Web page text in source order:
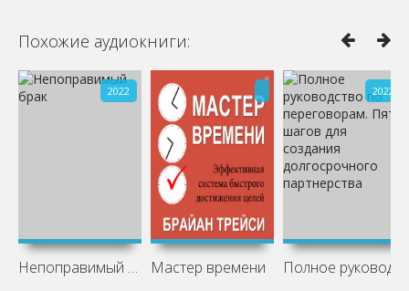
Похожие аудиокниги:
2022
Непоправимый брак Мастер времени
2022